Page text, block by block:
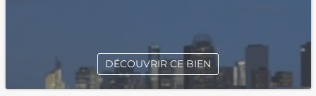
DÉCOUVRIR CE BIEN